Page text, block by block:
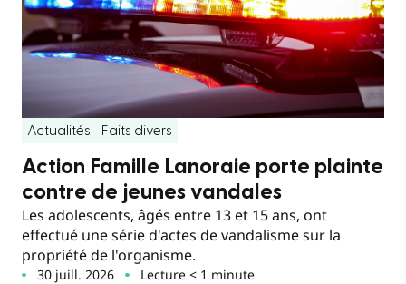
Actualités Faits divers
Action Famille Lanoraie porte plainte
contre de jeunes vandales
Les adolescents, âgés entre 13 et 15 ans, ont
effectué une série d'actes de vandalisme sur la
propriété de l'organisme.
30 juill. 2026 Lecture < 1 minute